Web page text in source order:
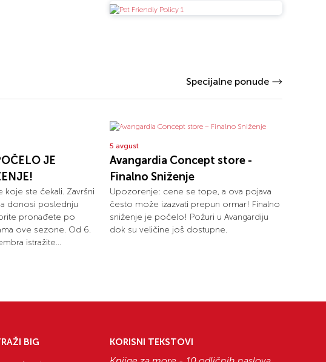
Specijalne ponude
JE
koje ste čekali. Završni
donosi poslednju
pronađete po
ove sezone. Od 6.
istražite...
5 avgust
Avangardia Concept store -
Finalno Sniženje
Upozorenje: cene se tope, a ova pojava
često može izazvati prepun ormar! Finalno
sniženje je počelo! Požuri u Avangardiju
dok su veličine još dostupne.
BIG KORISNI TEKSTOVI